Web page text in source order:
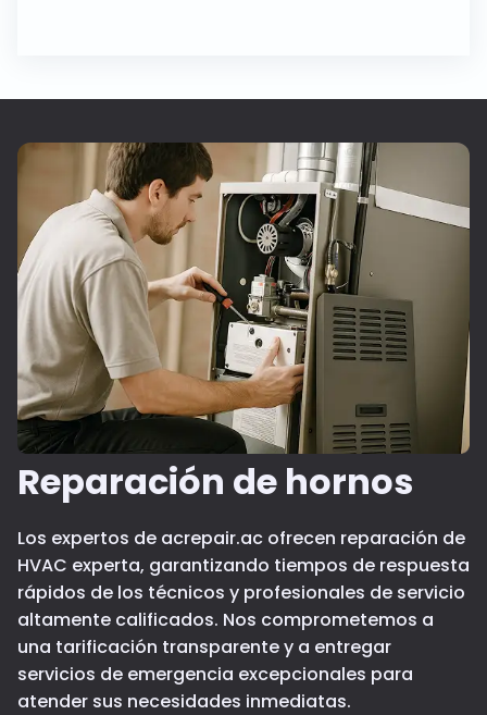
Reparación de hornos
Los expertos de acrepair.ac ofrecen reparación de
HVAC experta, garantizando tiempos de respuesta
rápidos de los técnicos y profesionales de servicio
altamente calificados. Nos comprometemos a
una tarificación transparente y a entregar
servicios de emergencia excepcionales para
atender sus necesidades inmediatas.